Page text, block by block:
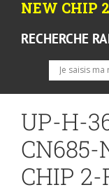
NEW CHIP
RECHERCHE
UP-H-
CN685-
CHIP